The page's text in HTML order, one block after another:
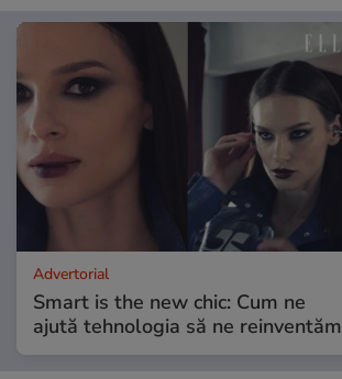
Advertorial
Smart is the new chic: Cum ne
ajută tehnologia să ne reinventăm